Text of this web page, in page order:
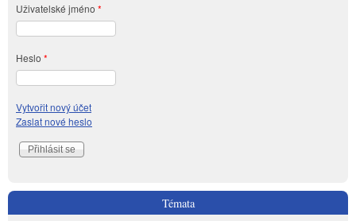
Uživatelské jméno *
Heslo *
Vytvořit nový účet
Zaslat nové heslo
Témata